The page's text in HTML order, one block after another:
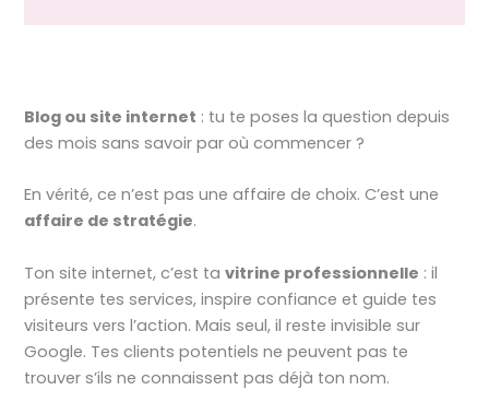
Blog ou site internet : tu te poses la question depuis
des mois sans savoir par où commencer ?
En vérité, ce n’est pas une affaire de choix. C’est une
affaire de stratégie.
Ton site internet, c’est tavitrine professionnelle : il
présente tes services, inspire confiance et guide tes
visiteurs vers l’action. Mais seul, il reste invisible sur
Google. Tes clients potentiels ne peuvent pas te
trouver s’ils ne connaissent pas déjà ton nom.